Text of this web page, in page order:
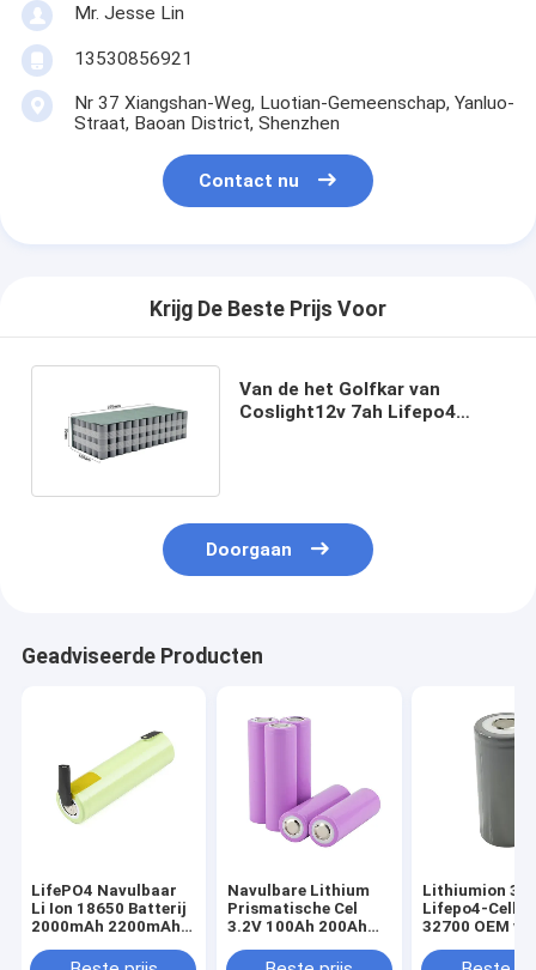
Mr. Jesse Lin
13530856921
Nr 37 Xiangshan-Weg, Luotian-Gemeenschap, Yanluo-
Straat, Baoan District, Shenzhen
Contact nu
Krijg De Beste Prijs Voor
Van de het Golfkar van
Coslight12v 7ah Lifepo4
Doorgaan
Geadviseerde Producten
LifePO4 Navulbaar
Li Ion 18650 Batterij
2000mAh 2200mAh
Navulbare Lithium
Prismatische Cel
3.2V 100Ah 200Ah
Lithiumion
Lifepo4-
32700 OEM